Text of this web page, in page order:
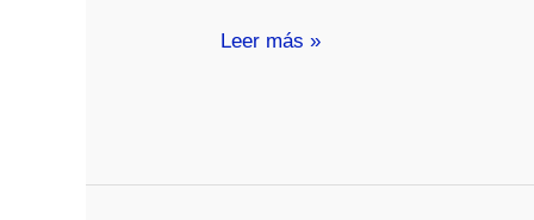
Datos
Ebola:
Leer más »